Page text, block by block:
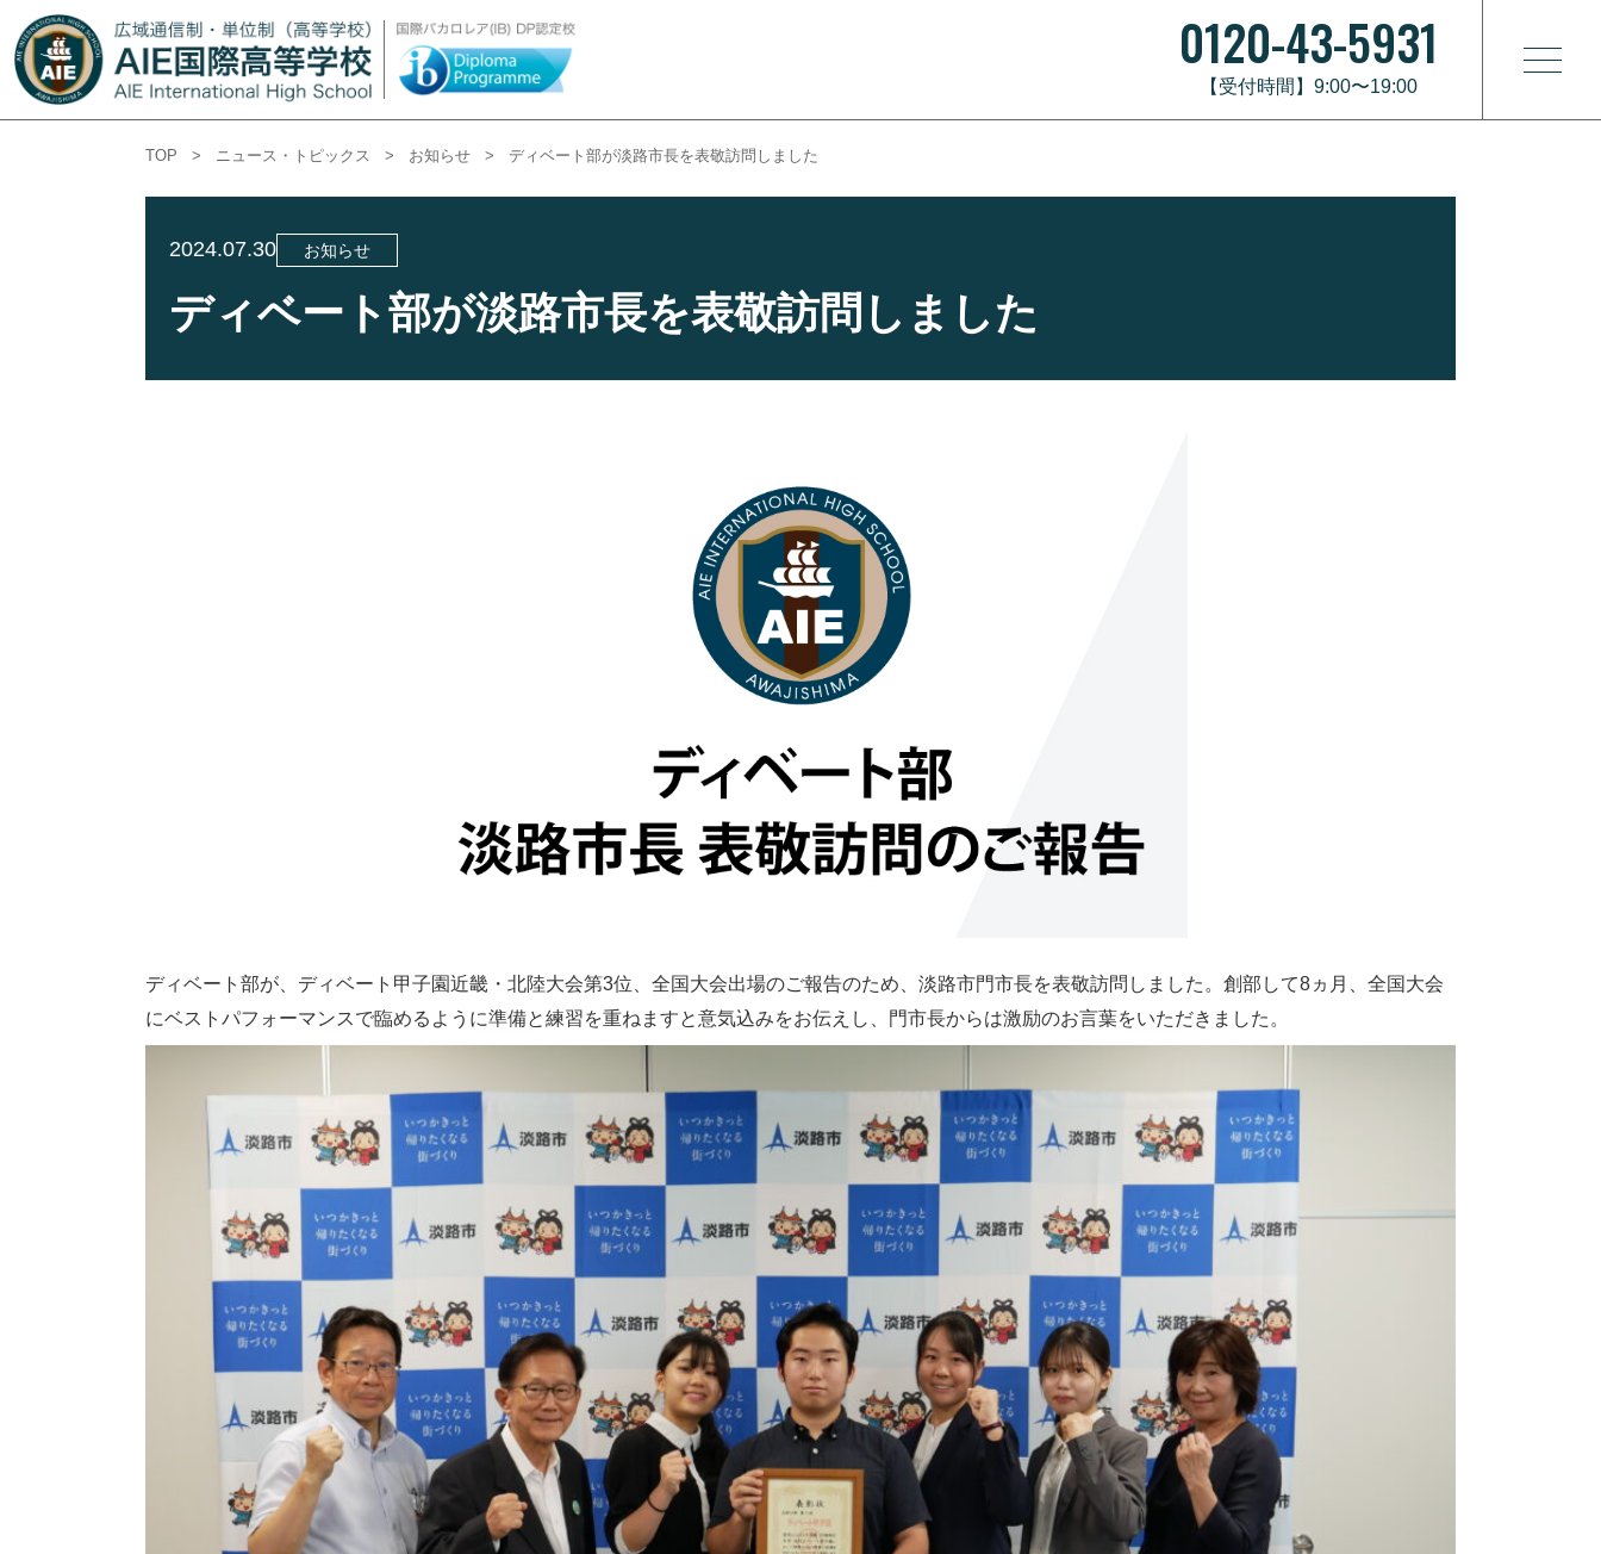
0120-43-5931
【受付時間】9:00〜19:00
TOP > ニュース・トピックス > お知らせ > ディベート部が淡路市長を表敬訪問しました
2024.07.30 お知らせ
ディベート部が淡路市長を表敬訪問しました
ディベート部が、ディベート甲子園近畿・北陸大会第3位、全国大会出場のご報告のため、淡路市門市長を表敬訪問しました。創部して8ヵ月、全国大会
にベストパフォーマンスで臨めるように準備と練習を重ねますと意気込みをお伝えし、門市長からは激励のお言葉をいただきました。